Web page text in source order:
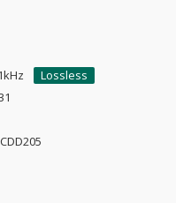
Lossless